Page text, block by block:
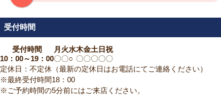
受付時間
受付時間 月 火水木金土 日祝
10：00～19：00〇〇○ 〇〇〇〇〇
定休日：不定休（最新の定休日はお電話にてご連絡ください）
※最終受付時間18：00
※ご予約時間の5分前にはご来店ください。